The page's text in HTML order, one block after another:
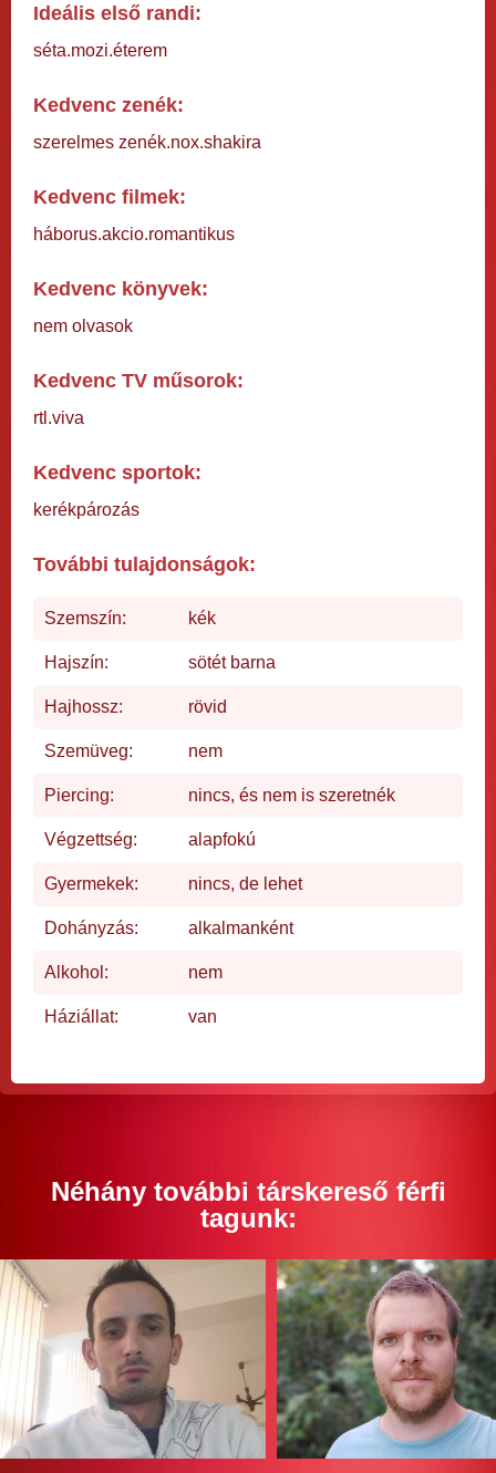
Ideális első randi:
séta.mozi.éterem
Kedvenc zenék:
szerelmes zenék.nox.shakira
Kedvenc filmek:
háborus.akcio.romantikus
Kedvenc könyvek:
nem olvasok
Kedvenc TV műsorok:
rtl.viva
Kedvenc sportok:
kerékpározás
További tulajdonságok:
Szemszín: kék
Hajszín: sötét barna
Hajhossz: rövid
Szemüveg: nem
Piercing: nincs, és nem is szeretnék
Végzettség: alapfokú
Gyermekek: nincs, de lehet
Dohányzás: alkalmanként
Alkohol: nem
Háziállat: van
Néhány további társkereső férfi
tagunk: